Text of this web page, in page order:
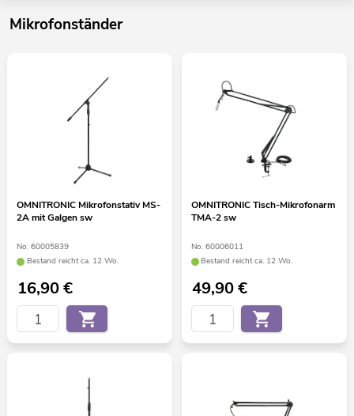
Mikrofonständer
OMNITRONIC Mikrofonstativ MS-
2A mit Galgen sw
No. 60005839
Bestand reicht ca. 12 Wo.
16,90€
OMNITRONIC Tisch-Mikrofonarm
TMA-2 sw
No. 60006011
Bestand reicht ca. 12 Wo.
49,90€